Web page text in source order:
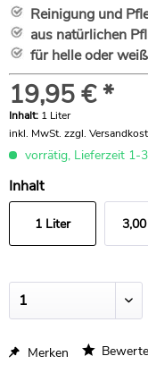
Reinigung und
aus natürlichen
für helle oder
19,95 € *
Inhalt: 1 Liter
inkl. MwSt. zzgl.
vorrätig, Lieferzeit 1-
Inhalt
1 Liter
Merken